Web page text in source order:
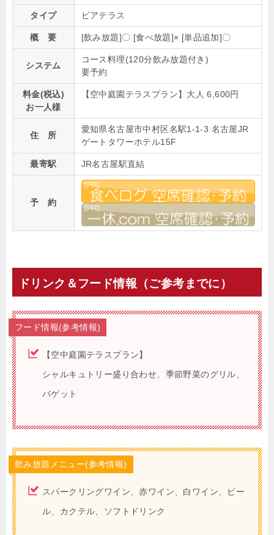
タイプ ビアテラス
概 要 [飲み放題]〇 [食べ放題]× [単品追加]〇
システム
コース料理(120分飲み放題付き)
要予約
料金(税込)
お一人様
【空中庭園テラスプラン】大人 6,600円
住 所
愛知県名古屋市中村区名駅1-1-3 名古屋JR
ゲートタワーホテル15F
最寄駅 JR名古屋駅直結
予 約
ドリンク＆フード情報（ご参考までに）
フード情報(参考情報)
【空中庭園テラスプラン】
シャルキュトリー盛り合わせ、季節野菜のグリル、
バゲット
飲み放題メニュー(参考情報)
スパークリングワイン、赤ワイン、白ワイン、ビー
ル、カクテル、ソフトドリンク